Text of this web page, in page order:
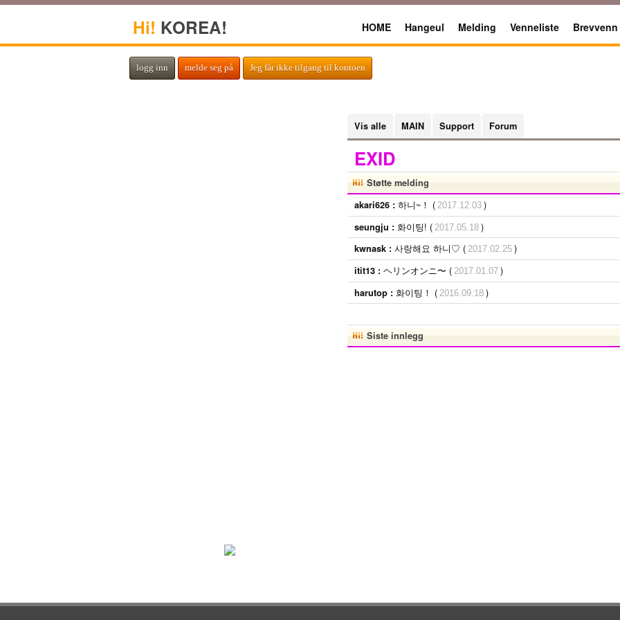
Hi! KOREA! HOME Hangeul Melding Venneliste Brevvenn
logg inn melde seg på Jeg får ikke tilgang til kontoen
Vis alle MAIN Support Forum
EXID
Støtte melding
akari626 : 하니~！ ( 2017.12.03 )
seungju : 화이팅! ( 2017.05.18 )
kwnask : 사랑해요 하니♡ ( 2017.02.25 )
itit13 : ヘリンオンニ〜 ( 2017.01.07 )
harutop : 화이팅！ ( 2016.09.18 )
Siste innlegg